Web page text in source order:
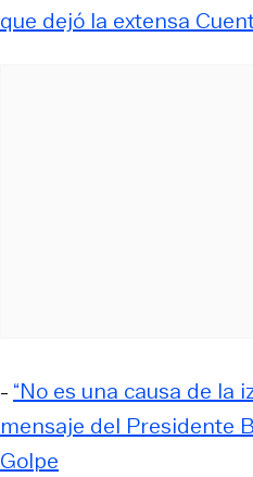
que dejó la extensa
- “No es una causa de la
mensaje del Presidente
Golpe